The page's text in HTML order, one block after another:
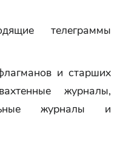
телеграммы
и старших
журналы,
журналы и